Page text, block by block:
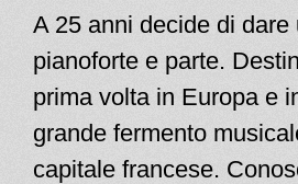
A 25 anni decide di
pianoforte e parte.
prima volta in Europa e
grande fermento
capitale francese.